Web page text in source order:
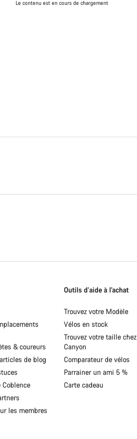
Le contenu est en cours de chargement
& coureurs
de blog
Coblence
les membres
Outils d’aide à l'achat
Trouvez votre Modèle
Vélos en stock
Trouvez votre taille chez
Canyon
Comparateur de vélos
Parrainer un ami 5 %
Carte cadeau